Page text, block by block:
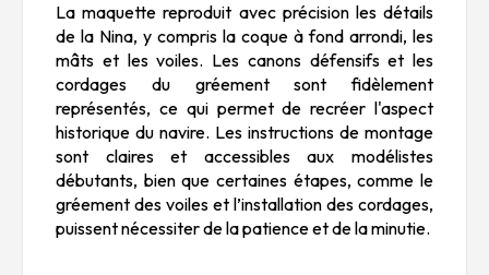
La maquette reproduit avec précision les détails
de la Nina, y compris la coque à fond arrondi, les
mâts et les voiles. Les canons défensifs et les
cordages du gréement sont fidèlement
représentés, ce qui permet de recréer l'aspect
historique du navire. Les instructions de montage
sont claires et accessibles aux modélistes
débutants, bien que certaines étapes, comme le
gréement des voiles et l’installation des cordages,
puissent nécessiter de la patience et de la minutie.